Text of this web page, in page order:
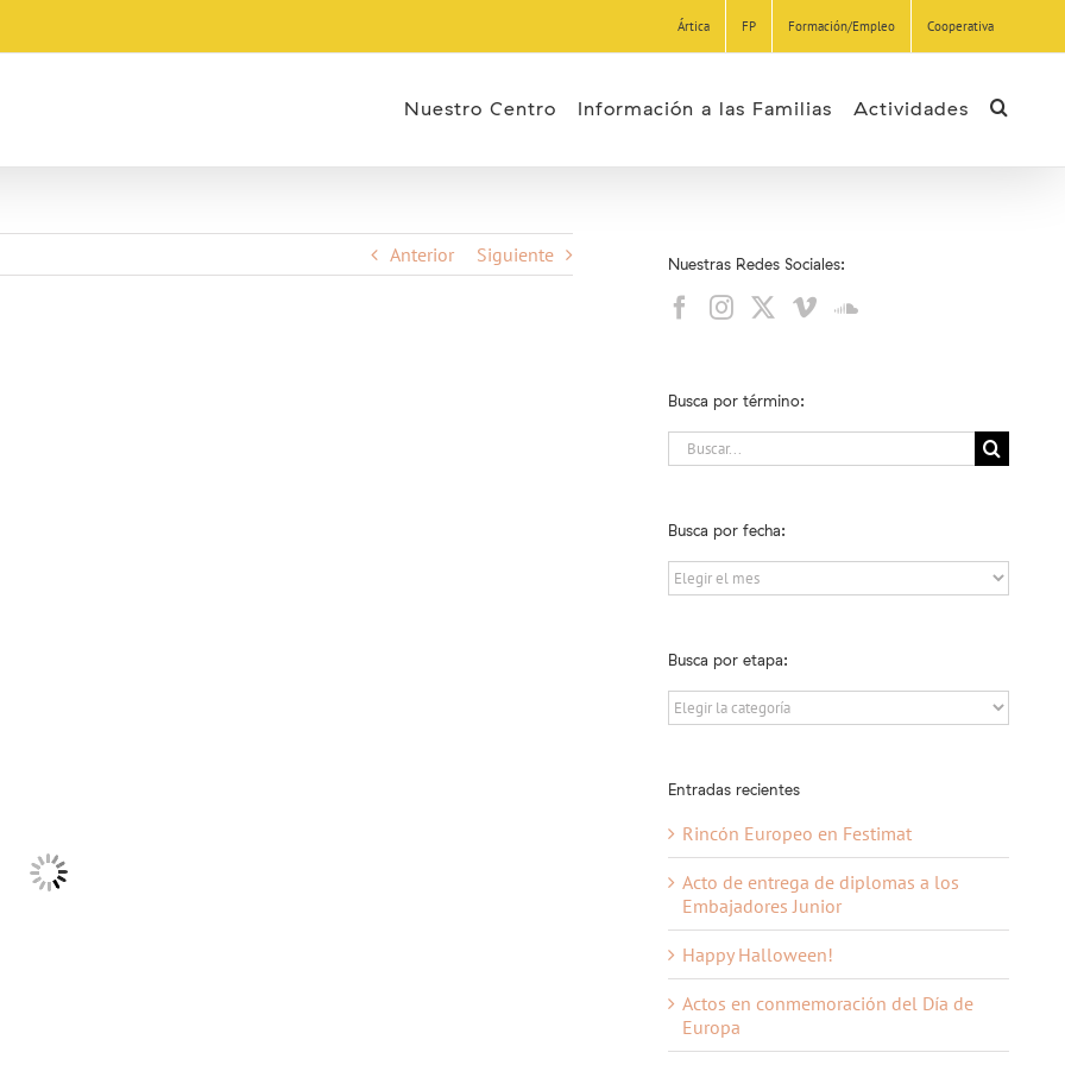
Ártica FP Formación/Empleo Cooperativa
Nuestro Centro Información a las Familias Actividades
Anterior Siguiente Nuestras Redes Sociales:
Busca por término:
Buscar:
Busca por fecha:
Busca
por
Busca por etapa:
Busca
por
Entradas recientes
Rincón Europeo en Festimat
Acto de entrega de diplomas a los
Embajadores Junior
Happy Halloween!
Actos en conmemoración del Día de
Europa